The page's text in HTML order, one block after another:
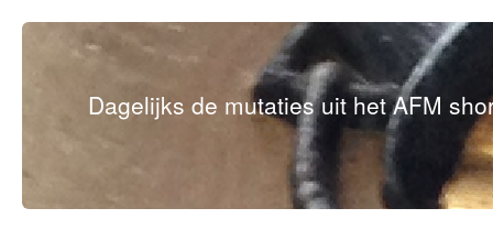
Dagelijks de mutaties uit het AFM